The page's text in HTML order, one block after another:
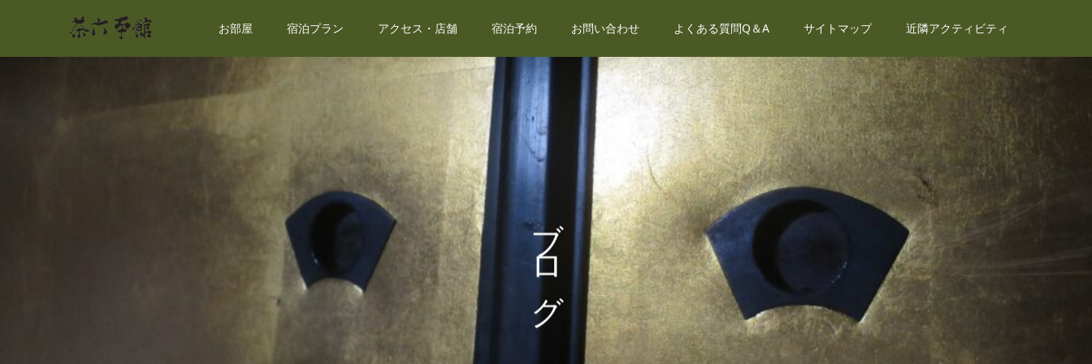
お部屋 宿泊プラン アクセス・店舗 宿泊予約 お問い合わせ よくある質問Q＆A サイトマップ 近隣アクティビティ
ブログ